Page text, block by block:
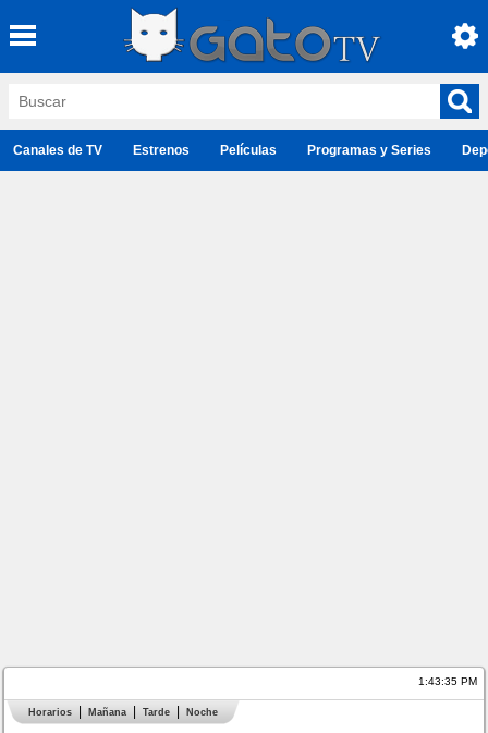
Canales de TV Estrenos Películas Programas y Series
1:43:36 PM
Horarios Mañana Tarde Noche